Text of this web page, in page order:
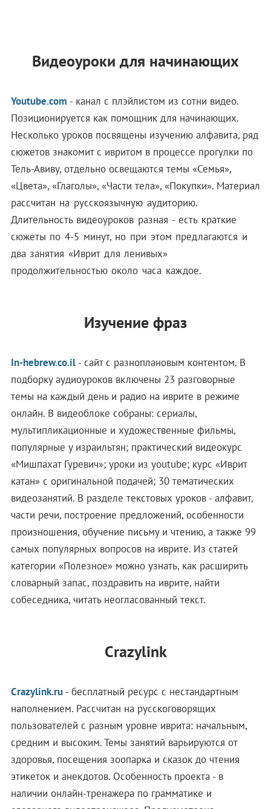
Видеоуроки для начинающих
Youtube.com - канал с плэйлистом из сотни видео.
Позиционируется как помощник для начинающих.
Несколько уроков посвящены изучению алфавита, ряд
сюжетов знакомит с ивритом в процессе прогулки по
Тель-Авиву, отдельно освещаются темы «Семья»,
«Цвета», «Глаголы», «Части тела», «Покупки». Материал
рассчитан на русскоязычную аудиторию.
Длительность видеоуроков разная - есть краткие
сюжеты по 4-5 минут, но при этом предлагаются и
два занятия «Иврит для ленивых»
продолжительностью около часа каждое.
Изучение фраз
In-hebrew.co.il- сайт с разноплановым контентом. В
подборку аудиоуроков включены 23 разговорные
темы на каждый день и радио на иврите в режиме
онлайн. В видеоблоке собраны: сериалы,
мультипликационные и художественные фильмы,
популярные у израильтян; практический видеокурс
«Мишпахат Гуревич»; уроки из youtube; курс «Иврит
катан» с оригинальной подачей; 30 тематических
видеозанятий. В разделе текстовых уроков - алфавит,
части речи, построение предложений, особенности
произношения, обучение письму и чтению, а также 99
самых популярных вопросов на иврите. Из статей
категории «Полезное» можно узнать, как расширить
словарный запас, поздравить на иврите, найти
собеседника, читать неогласованный текст.
Crazylink
Crazylink.ru- бесплатный ресурс с нестандартным
наполнением. Рассчитан на русскоговорящих
пользователей с разным уровне иврита: начальным,
средним и высоким. Темы занятий варьируются от
здоровья, посещения зоопарка и сказок до чтения
этикеток и анекдотов. Особенность проекта - в
наличии онлайн-тренажера по грамматике и